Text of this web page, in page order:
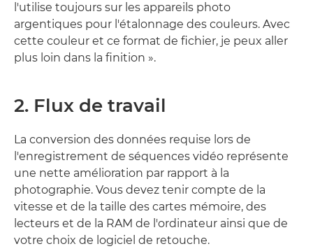
l'utilise toujours sur les appareils photo
argentiques pour l'étalonnage des couleurs. Avec
cette couleur et ce format de fichier, je peux aller
plus loin dans la finition ».
2. Flux de travail
La conversion des données requise lors de
l'enregistrement de séquences vidéo représente
une nette amélioration par rapport à la
photographie. Vous devez tenir compte de la
vitesse et de la taille des cartes mémoire, des
lecteurs et de la RAM de l'ordinateur ainsi que de
votre choix de logiciel de retouche.